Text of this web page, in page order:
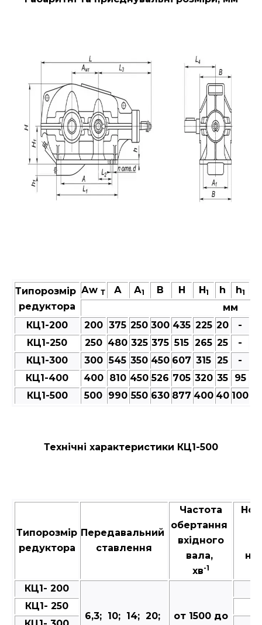
Типорозмір
редуктора
Аw Т А А1 В Н H1 h h1
мм
КЦ1-200
200 375 250 300 435 225 20 -
КЦ1-250
250 480 325 375 515 265 25 -
КЦ1-300
300 545 350 450 607 315 25 -
КЦ1-400
400 810 450 526 705 320 35 95
КЦ1-500
500 990 550 630 877 400 40 100
Технічні характеристики КЦ1-500
Типорозмір
редуктора
Передавальний
ставлення
Частота
обертання
вхідного
вала,
хв-1
на
КЦ1- 200
6,3; 10; 14; 20; от 1500 до
КЦ1- 250